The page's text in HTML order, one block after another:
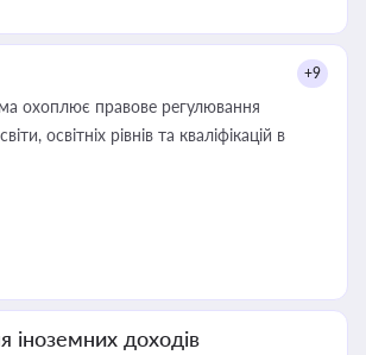
+9
охоплює правове регулювання
освітніх рівнів та кваліфікацій в
іноземних доходів